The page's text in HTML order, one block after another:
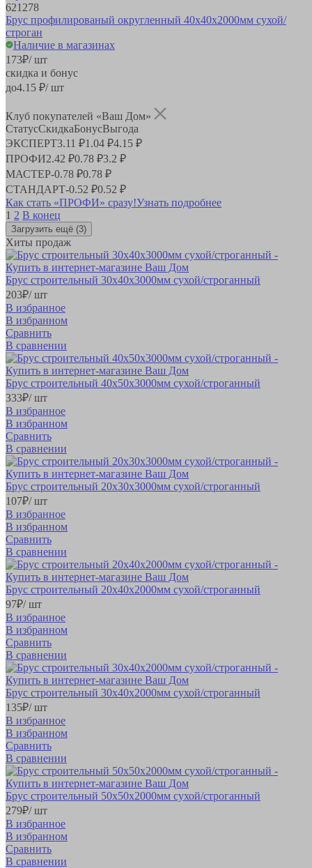
621278
Брус профилированый округленный 40х40х2000мм сухой/
строган
Наличие в магазинах
173₽/ шт
скидка и бонус
до4.15 ₽/ шт
Клуб покупателей «Ваш Дом»
СтатусСкидкаБонусВыгода
ЭКСПЕРТ3.11 ₽1.04 ₽4.15 ₽
ПРОФИ2.42 ₽0.78 ₽3.2 ₽
МАСТЕР-0.78 ₽0.78 ₽
СТАНДАРТ-0.52 ₽0.52 ₽
Как стать «ПРОФИ» сразу!Узнать подробнее
1 2 В конец
Загрузить ещё (3)
Хиты продаж
Брус строительный 30х40х3000мм сухой/строганный
203₽/ шт
В избранное
В избранном
Сравнить
В сравнении
Брус строительный 40х50х3000мм сухой/строганный
333₽/ шт
В избранное
В избранном
Сравнить
В сравнении
Брус строительный 20х30х3000мм сухой/строганный
107₽/ шт
В избранное
В избранном
Сравнить
В сравнении
Брус строительный 20х40х2000мм сухой/строганный
97₽/ шт
В избранное
В избранном
Сравнить
В сравнении
Брус строительный 30х40х2000мм сухой/строганный
135₽/ шт
В избранное
В избранном
Сравнить
В сравнении
Брус строительный 50х50х2000мм сухой/строганный
279₽/ шт
В избранное
В избранном
Сравнить
В сравнении